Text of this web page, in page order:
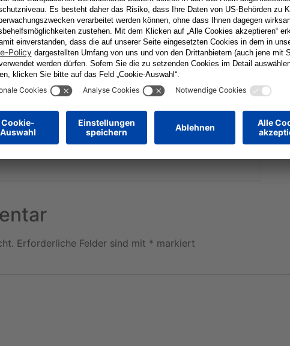
+ iCal / Outlook export
9
MINUTEN
56
SEKUNDEN
Erforderliche Felder sind mit * markiert